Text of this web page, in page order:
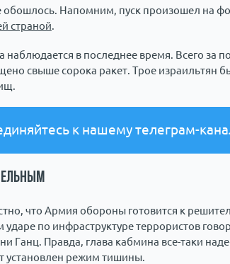
обошлось. Напомним, пуск произошел на
страной.
наблюдается в последнее время. Всего за
свыше сорока ракет. Трое израильтян
к нашему телеграм-
что Армия обороны готовится к
ударе по инфраструктуре террористов
Ганц. Правда, глава кабмина все-таки
установлен режим тишины.